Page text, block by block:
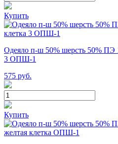
Купить
Одеяло п-ш 50% шерсть 50% ПЭ
3 ОПШ-1
575 руб.
Купить